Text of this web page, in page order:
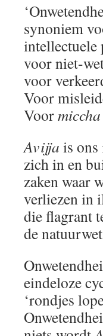
synoniem
intellectuele
voor niet-
voor
Voor
Voor
Avijja is ons
zich in en
zaken waar
verliezen in
die flagrant
de
eindeloze
‘rondjes